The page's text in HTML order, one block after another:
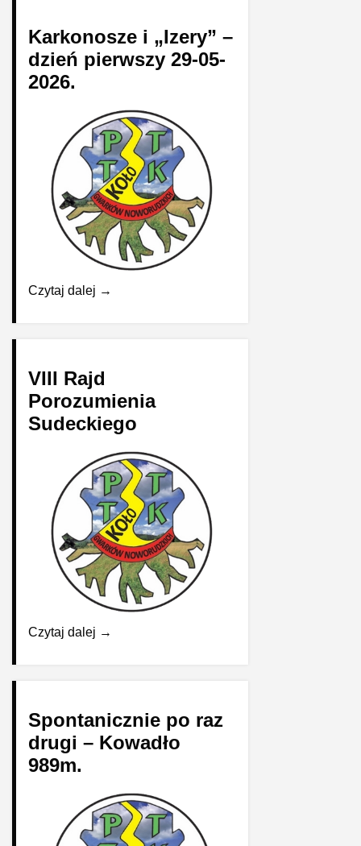
Karkonosze i „Izery” –
dzień pierwszy 29-05-
2026.
Czytaj dalej →
VIII Rajd
Porozumienia
Sudeckiego
Czytaj dalej →
Spontanicznie po raz
drugi – Kowadło
989m.